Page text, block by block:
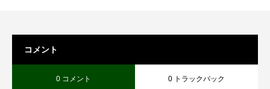
コメント
0 コメント 0 トラックバック